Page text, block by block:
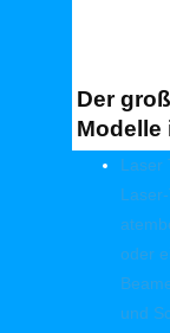
Der
Modelle
Laser
oder
und